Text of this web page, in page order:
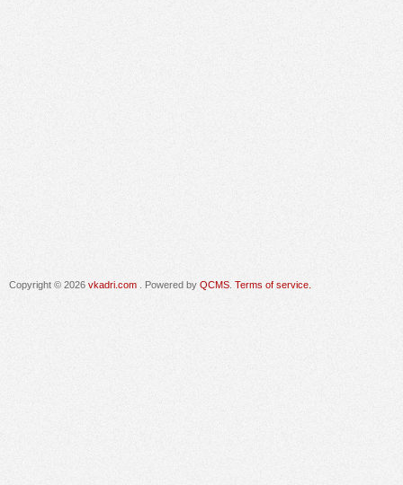
Copyright © 2026 vkadri.com . Powered by QCMS Terms of service.